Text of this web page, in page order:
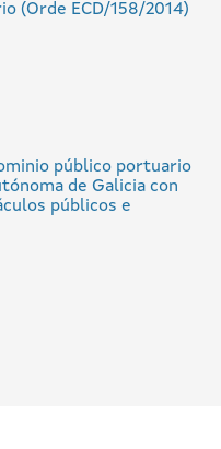
(Orde ECD/158/2014)
público portuario
de Galicia con
públicos e